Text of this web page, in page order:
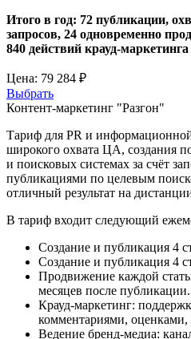
Итого в год: 72 публикации,
запросов, 24 одновременно
840 действий крауд-маркетинга
Цена: 79 284 ₽
Выбрать
Контент-маркетинг "Разгон"
Тариф для PR и
широкого охвата ЦА, создания
и поисковых системах за счёт
публикациями по целевым
отличный результат на
В тариф входит следующий
Создание и публикация 4
Создание и публикация 4
Продвижение каждой
месяцев после публикации.
Крауд-маркетинг:
комментариями, оценками,
Ведение бренд-медиа: